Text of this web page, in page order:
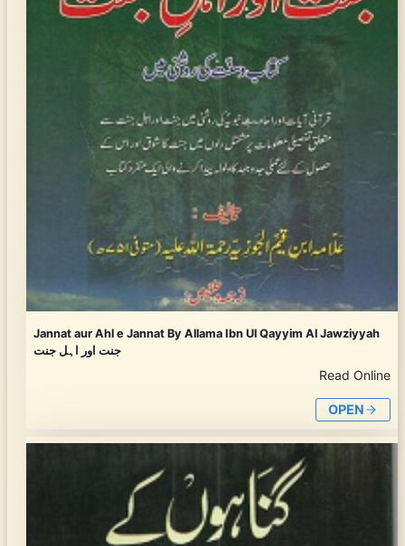
Jannat aur Ahl e Jannat By Allama Ibn Ul Qayyim Al Jawziyyah
جنت اور اہل جنت
Read Online
OPEN